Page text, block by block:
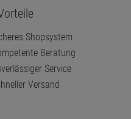
Shopsystem
Beratung
Service
Versand